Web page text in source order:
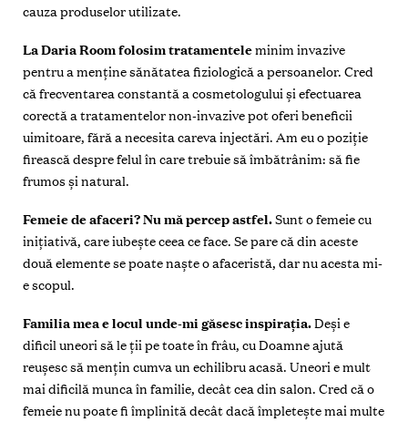
cauza produselor utilizate.
La Daria Room folosim tratamenteleminim invazive
pentru a menţine sănătatea fiziologică a persoanelor. Cred
că frecventarea constantă a cosmetologului și efectuarea
corectă a tratamentelor non-invazive pot oferi beneficii
uimitoare, fără a necesita careva injectări. Am eu o poziţie
firească despre felul în care trebuie să îmbătrânim: să fie
frumos și natural.
Femeie de afaceri?Nu mă percep astfel.Sunt o femeie cu
iniţiativă, care iubește ceea ce face. Se pare că din aceste
două elemente se poate naște o afaceristă, dar nu acesta mi-
e scopul.
Familia mea e locul unde-mi găsesc inspiraţia.Deși e
dificil uneori să le ţii pe toate în frâu, cu Doamne ajută
reușesc să menţin cumva un echilibru acasă. Uneori e mult
mai dificilă munca în familie, decât cea din salon. Cred că o
femeie nu poate fi împlinită decât dacă împletește mai multe